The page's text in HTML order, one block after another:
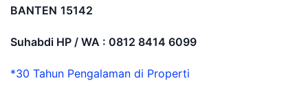
BANTEN 15142
Suhabdi HP / WA : 0812 8414 6099
*30 Tahun Pengalaman di Properti